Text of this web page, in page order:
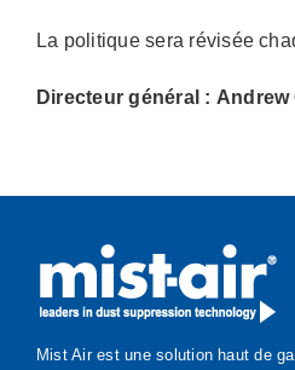
La politique sera révisée
Directeur général : Andrew
Mist Air est une solution haut de